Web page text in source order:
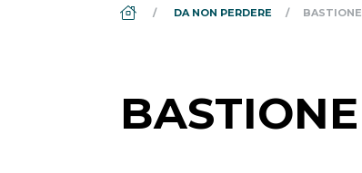
DS_BREADCRUMB.HOME
DA NON PERDERE BASTIONE
BASTIONE